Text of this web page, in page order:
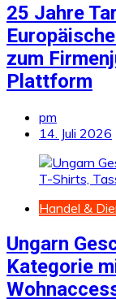
25 Jahre
zum
Plattform
pm
14. Juli 2026
Handel &
Ungarn
Kategorie